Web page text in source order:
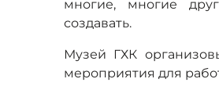
многие, многие
создавать.
Музей ГХК
мероприятия для